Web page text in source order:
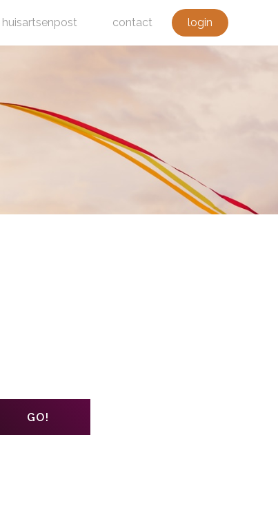
huisartsenpost contact login
GO!